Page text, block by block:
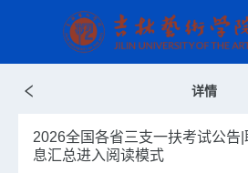
详情
2026全国各省三支一扶考试公告
息汇总进入阅读模式